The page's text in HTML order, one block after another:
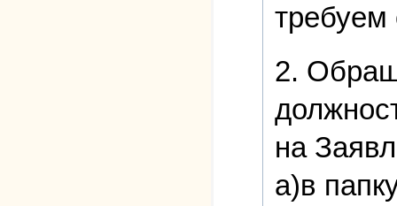
требуем
2.
на
а)в